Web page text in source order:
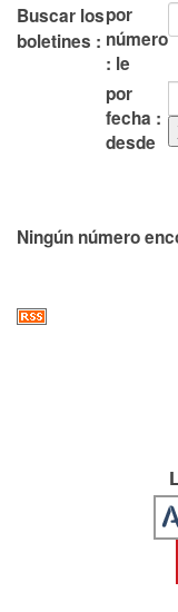
Buscar los
boletines :
por
número
: le
por
fecha :
desde
Ningún número